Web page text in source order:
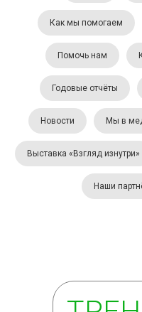
Как мы помогаем
Помочь нам
Годовые отчёты
Новости Мы в
Выставка «Взгляд изнутри»
Наши